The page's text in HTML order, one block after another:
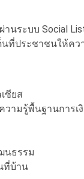
นระบบ Social
นที่ประชาชนให้คว
ซียส
วามรู้พื้นฐานการเ
นธรรม
ที่บ้าน